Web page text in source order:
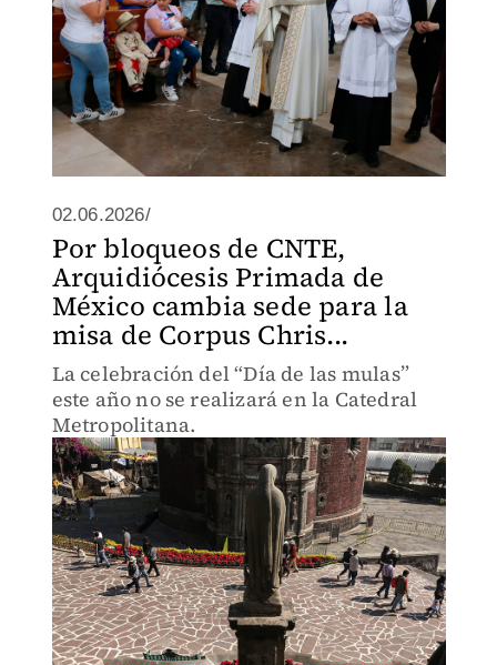
02.06.2026/
Por bloqueos de CNTE,
Arquidiócesis Primada de
México cambia sede para la
misa de Corpus Chris...
La celebración del “Día de las mulas”
este año no se realizará en la Catedral
Metropolitana.